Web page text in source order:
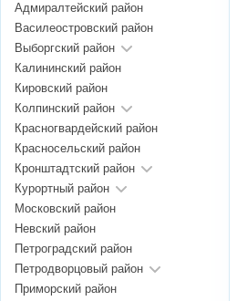
Адмиралтейский район
Василеостровский район
Выборгский район
Калининский район
Кировский район
Колпинский район
Красногвардейский район
Красносельский район
Кронштадтский район
Курортный район
Московский район
Невский район
Петроградский район
Петродворцовый район
Приморский район